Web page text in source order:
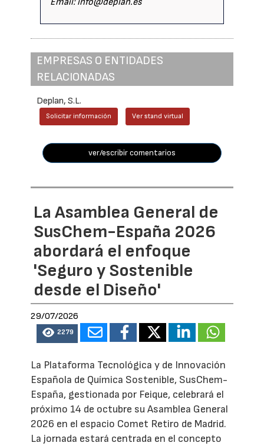
EMPRESAS O ENTIDADES
RELACIONADAS
Deplan, S.L.
Solicitar información Ver stand virtual
ver/escribir comentarios
La Asamblea General de
SusChem-España 2026
abordará el enfoque
'Seguro y Sostenible
desde el Diseño'
29/07/2026
2279
La Plataforma Tecnológica y de Innovación
Española de Química Sostenible, SusChem-
España, gestionada por Feique, celebrará el
próximo 14 de octubre su Asamblea General
2026 en el espacio Comet Retiro de Madrid.
La jornada estará centrada en el concepto